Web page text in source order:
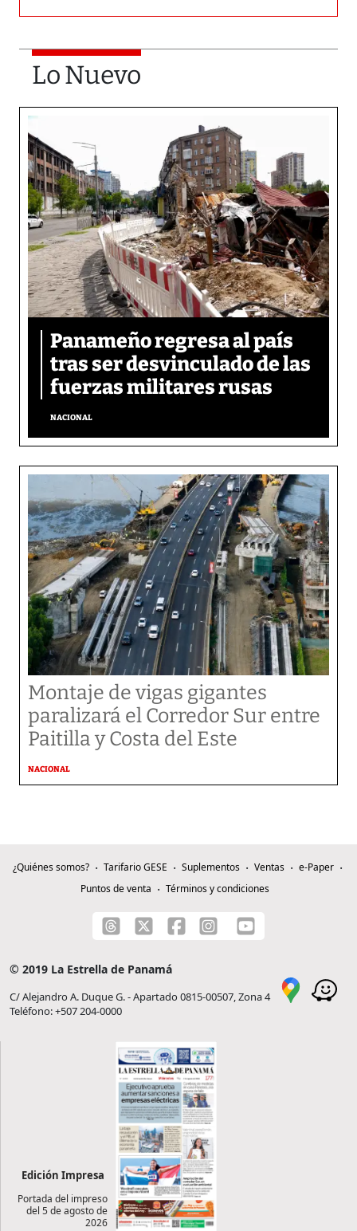
Lo Nuevo
Panameño regresa al país
tras ser desvinculado de las
fuerzas militares rusas
NACIONAL
Montaje de vigas gigantes
paralizará el Corredor Sur entre
Paitilla y Costa del Este
NACIONAL
¿Quiénes somos? Tarifario GESE Suplementos Ventas
e-Paper
Puntos de venta
Términos y condiciones
© 2019 La Estrella de Panamá
C/ Alejandro A. Duque G. - Apartado 0815-00507, Zona 4
Teléfono: +507 204-0000
Edición Impresa
Portada del impreso
del 5 de agosto de
2026